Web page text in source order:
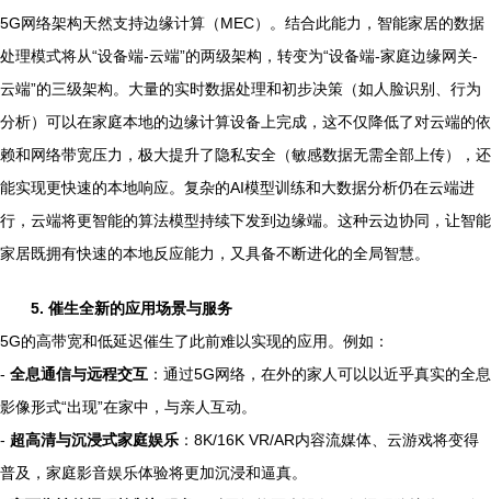
5G网络架构天然支持边缘计算（MEC）。结合此能力，智能家居的数据
处理模式将从“设备端-云端”的两级架构，转变为“设备端-家庭边缘网关-
云端”的三级架构。大量的实时数据处理和初步决策（如人脸识别、行为
分析）可以在家庭本地的边缘计算设备上完成，这不仅降低了对云端的依
赖和网络带宽压力，极大提升了隐私安全（敏感数据无需全部上传），还
能实现更快速的本地响应。复杂的AI模型训练和大数据分析仍在云端进
行，云端将更智能的算法模型持续下发到边缘端。这种云边协同，让智能
家居既拥有快速的本地反应能力，又具备不断进化的全局智慧。
5. 催生全新的应用场景与服务
5G的高带宽和低延迟催生了此前难以实现的应用。例如：
- 全息通信与远程交互 ：通过5G网络，在外的家人可以以近乎真实的全息
影像形式“出现”在家中，与亲人互动。
- 超高清与沉浸式家庭娱乐 ：8K/16K VR/AR内容流媒体、云游戏将变得
普及，家庭影音娱乐体验将更加沉浸和逼真。